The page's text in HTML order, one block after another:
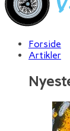
Forside
Artikler